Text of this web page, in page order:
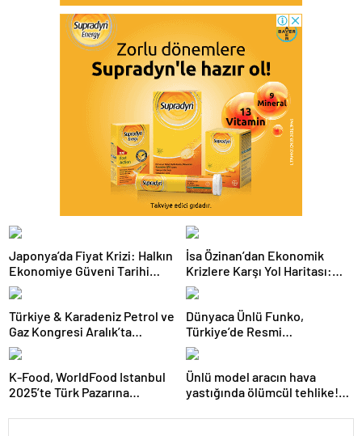
Japonya’da Fiyat Krizi: Halkın
Ekonomiye Güveni Tarihi
Dipte
İsa Özinan’dan Ekonomik
Krizlere Karşı Yol Haritası:
Şirketler Neyi Doğru Yapmalı?
Türkiye & Karadeniz Petrol ve
Gaz Kongresi Aralık’ta
Ankara’da
Dünyaca Ünlü Funko,
Türkiye’de Resmi
Distribütörü Olarak Monkey
Distribution’ı Seçti
K-Food, WorldFood Istanbul
2025’te Türk Pazarına
Ünlü model aracın hava
yastığında ölümcül tehlike!
çıkamıyor